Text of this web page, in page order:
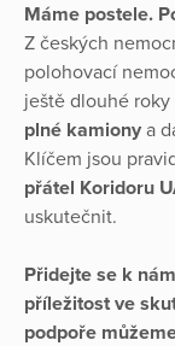
Máme postele.
Z českých
polohovací
ještě dlouhé
plné kamiony a
Klíčem jsou
přátel Koridoru
uskutečnit.
Přidejte se k
příležitost ve
podpoře